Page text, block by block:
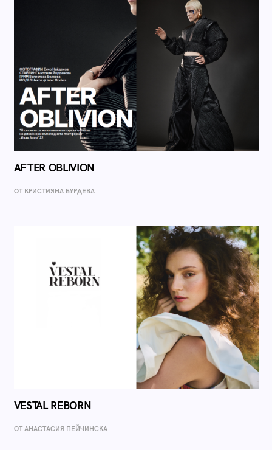
AFTER OBLIVION
ОТ КРИСТИЯНА БУРДЕВА
VESTAL REBORN
ОТ AНАСТАСИЯ ПЕЙЧИНСКА